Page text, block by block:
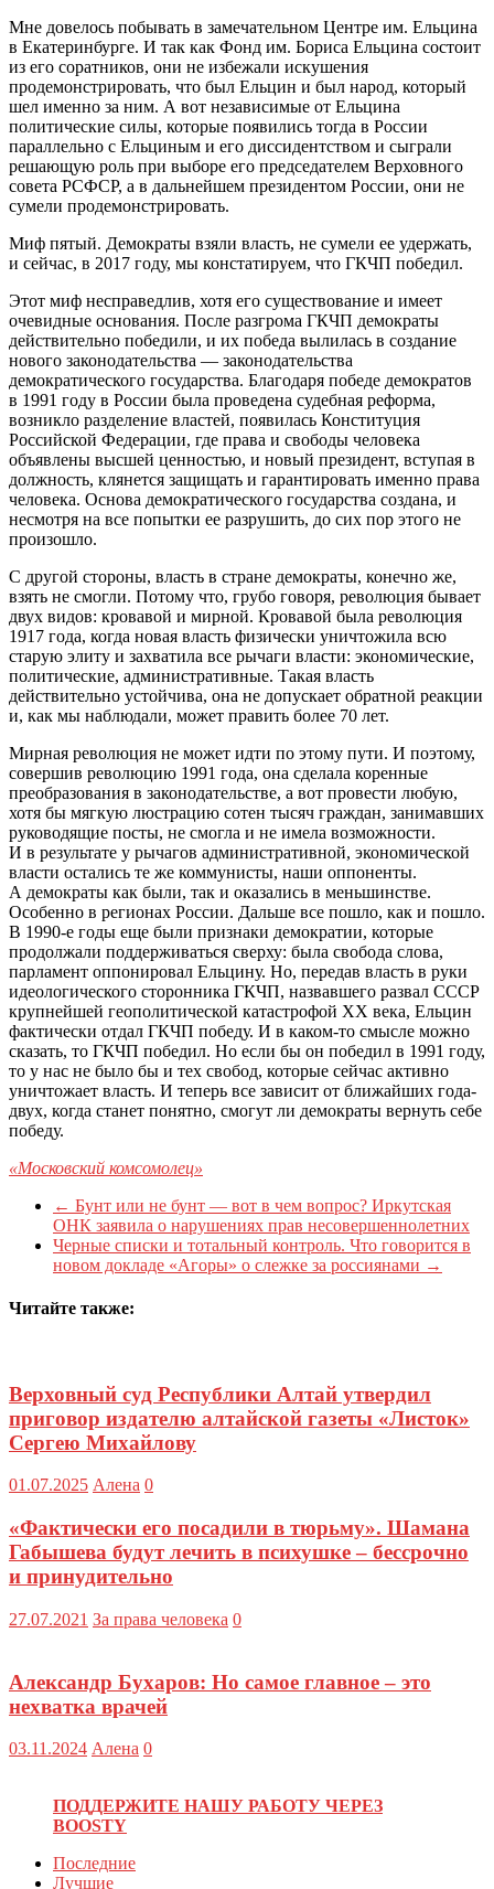
Мне довелось побывать в замечательном Центре им. Ельцина
в Екатеринбурге. И так как Фонд им. Бориса Ельцина состоит
из его соратников, они не избежали искушения
продемонстрировать, что был Ельцин и был народ, который
шел именно за ним. А вот независимые от Ельцина
политические силы, которые появились тогда в России
параллельно с Ельциным и его диссидентством и сыграли
решающую роль при выборе его председателем Верховного
совета РСФСР, а в дальнейшем президентом России, они не
сумели продемонстрировать.
Миф пятый. Демократы взяли власть, не сумели ее удержать,
и сейчас, в 2017 году, мы констатируем, что ГКЧП победил.
Этот миф несправедлив, хотя его существование и имеет
очевидные основания. После разгрома ГКЧП демократы
действительно победили, и их победа вылилась в создание
нового законодательства — законодательства
демократического государства. Благодаря победе демократов
в 1991 году в России была проведена судебная реформа,
возникло разделение властей, появилась Конституция
Российской Федерации, где права и свободы человека
объявлены высшей ценностью, и новый президент, вступая в
должность, клянется защищать и гарантировать именно права
человека. Основа демократического государства создана, и
несмотря на все попытки ее разрушить, до сих пор этого не
произошло.
С другой стороны, власть в стране демократы, конечно же,
взять не смогли. Потому что, грубо говоря, революция бывает
двух видов: кровавой и мирной. Кровавой была революция
1917 года, когда новая власть физически уничтожила всю
старую элиту и захватила все рычаги власти: экономические,
политические, административные. Такая власть
действительно устойчива, она не допускает обратной реакции
и, как мы наблюдали, может править более 70 лет.
Мирная революция не может идти по этому пути. И поэтому,
совершив революцию 1991 года, она сделала коренные
преобразования в законодательстве, а вот провести любую,
хотя бы мягкую люстрацию сотен тысяч граждан, занимавших
руководящие посты, не смогла и не имела возможности.
И в результате у рычагов административной, экономической
власти остались те же коммунисты, наши оппоненты.
А демократы как были, так и оказались в меньшинстве.
Особенно в регионах России. Дальше все пошло, как и пошло.
В 1990‑е годы еще были признаки демократии, которые
продолжали поддерживаться сверху: была свобода слова,
парламент оппонировал Ельцину. Но, передав власть в руки
идеологического сторонника ГКЧП, назвавшего развал СССР
крупнейшей геополитической катастрофой ХХ века, Ельцин
фактически отдал ГКЧП победу. И в каком-то смысле можно
сказать, то ГКЧП победил. Но если бы он победил в 1991 году,
то у нас не было бы и тех свобод, которые сейчас активно
уничтожает власть. И теперь все зависит от ближайших года-
двух, когда станет понятно, смогут ли демократы вернуть себе
победу.
«Московский комсомолец»
← Бунт или не бунт — вот в чем вопрос? Иркутская
ОНК заявила о нарушениях прав несовершеннолетних
Черные списки и тотальный контроль. Что говорится в
новом докладе «Агоры» о слежке за россиянами →
Читайте также:
Верховный суд Республики Алтай утвердил
приговор издателю алтайской газеты «Листок»
Сергею Михайлову
01.07.2025 Алена 0
«Фактически его посадили в тюрьму». Шамана
Габышева будут лечить в психушке – бессрочно
и принудительно
27.07.2021 За права человека 0
Александр Бухаров: Но самое главное – это
нехватка врачей
03.11.2024 Алена 0
ПОДДЕРЖИТЕ НАШУ РАБОТУ ЧЕРЕЗ
BOOSTY
Последние
Лучшие